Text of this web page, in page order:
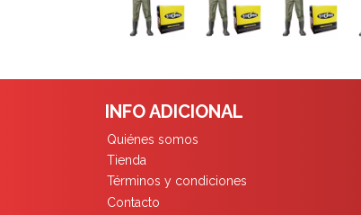
INFO ADICIONAL
Quiénes somos
Tienda
Términos y condiciones
Contacto